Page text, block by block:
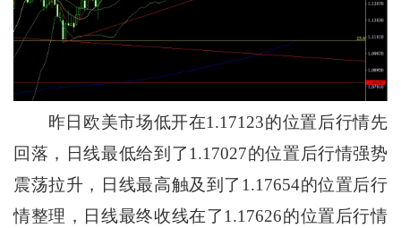
昨日欧美市场低开在1.17123的位置后行情先
回落，日线最低给到了1.17027的位置后行情强势
震荡拉升，日线最高触及到了1.17654的位置后行
情整理，日线最终收线在了1.17626的位置后行情